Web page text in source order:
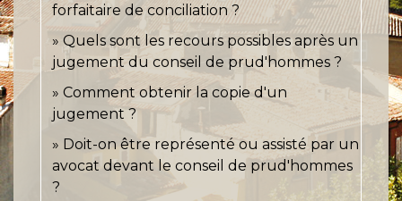
forfaitaire de conciliation ?
Quels sont les recours possibles après un
jugement du conseil de prud'hommes ?
Comment obtenir la copie d'un
jugement ?
Doit-on être représenté ou assisté par un
avocat devant le conseil de prud'hommes
?